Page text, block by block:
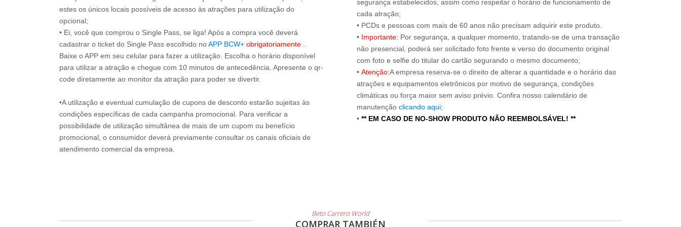
estes os únicos locais possíveis de acesso às atrações para utilização do
opcional;
• Ei, você que comprou o Single Pass, se liga! Após a compra você deverá
cadastrar o ticket do Single Pass escolhido noAPP BCW+ obrigatoriamente
Baixe o APP em seu celular para fazer a utilização. Escolha o horário disponível
para utilizar a atração e chegue com 10 minutos de antecedência. Apresente o qr-
code diretamente ao monitor da atração para poder se divertir.
•A utilização e eventual cumulação de cupons de desconto estarão sujeitas às
condições específicas de cada campanha promocional. Para verificar a
possibilidade de utilização simultânea de mais de um cupom ou benefício
promocional, o consumidor deverá previamente consultar os canais oficiais de
atendimento comercial da empresa.
segurança estabelecidos, assim como respeitar o horário de funcionamento de
cada atração;
• PCDs e pessoas com mais de 60 anos não precisam adquirir este produto.
• Importante: Por segurança, a qualquer momento, tratando-se de uma transação
não presencial, poderá ser solicitado foto frente e verso do documento original
com foto e selfie do titular do cartão segurando o mesmo documento;
• Atenção:A empresa reserva-se o direito de alterar a quantidade e o horário das
atrações e equipamentos eletrônicos por motivo de segurança, condições
climáticas ou força maior sem aviso prévio. Confira nosso calendário de
manutenção clicando aqui;
• ** EM CASO DE NO-SHOW PRODUTO NÃO REEMBOLSÁVEL! **
Beto Carrero World
COMPRAR TAMBIÉN